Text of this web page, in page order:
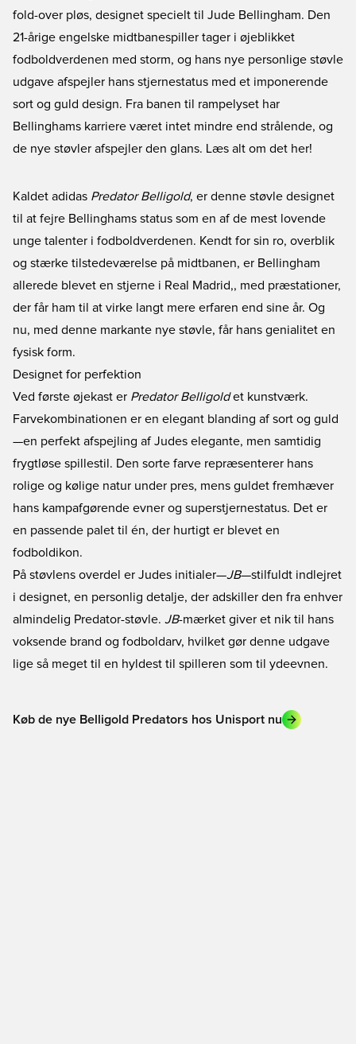
fold-over pløs, designet specielt til Jude Bellingham. Den
21-årige engelske midtbanespiller tager i øjeblikket
fodboldverdenen med storm, og hans nye personlige støvle
udgave afspejler hans stjernestatus med et imponerende
sort og guld design. Fra banen til rampelyset har
Bellinghams karriere været intet mindre end strålende, og
de nye støvler afspejler den glans. Læs alt om det her!
Kaldet adidas Predator Belligold, er denne støvle designet
til at fejre Bellinghams status som en af de mest lovende
unge talenter i fodboldverdenen. Kendt for sin ro, overblik
og stærke tilstedeværelse på midtbanen, er Bellingham
allerede blevet en stjerne i Real Madrid,, med præstationer,
der får ham til at virke langt mere erfaren end sine år. Og
nu, med denne markante nye støvle, får hans genialitet en
fysisk form.
Designet for perfektion
Ved første øjekast er Predator Belligoldet kunstværk.
Farvekombinationen er en elegant blanding af sort og guld
—en perfekt afspejling af Judes elegante, men samtidig
frygtløse spillestil. Den sorte farve repræsenterer hans
rolige og kølige natur under pres, mens guldet fremhæver
hans kampafgørende evner og superstjernestatus. Det er
en passende palet til én, der hurtigt er blevet en
fodboldikon.
På støvlens overdel er Judes initialer—JB—stilfuldt indlejret
i designet, en personlig detalje, der adskiller den fra enhver
almindelig Predator-støvle. JB-mærket giver et nik til hans
voksende brand og fodboldarv, hvilket gør denne udgave
lige så meget til en hyldest til spilleren som til ydeevnen.
Køb de nye Belligold Predators hos Unisport nu